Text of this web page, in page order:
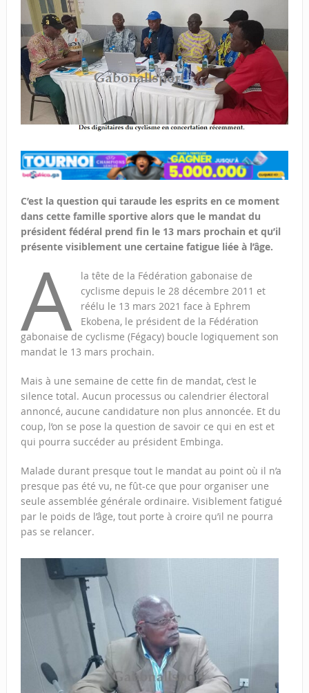
C’est la question qui taraude les esprits en ce moment
dans cette famille sportive alors que le mandat du
président fédéral prend fin le 13 mars prochain et qu’il
présente visiblement une certaine fatigue liée à l’âge.
A
la tête de la Fédération gabonaise de
cyclisme depuis le 28 décembre 2011 et
réélu le 13 mars 2021 face à Ephrem
Ekobena, le président de la Fédération
gabonaise de cyclisme (Fégacy) boucle logiquement son
mandat le 13 mars prochain.
Mais à une semaine de cette fin de mandat, c’est le
silence total. Aucun processus ou calendrier électoral
annoncé, aucune candidature non plus annoncée. Et du
coup, l’on se pose la question de savoir ce qui en est et
qui pourra succéder au président Embinga.
Malade durant presque tout le mandat au point où il n’a
presque pas été vu, ne fût-ce que pour organiser une
seule assemblée générale ordinaire. Visiblement fatigué
par le poids de l’âge, tout porte à croire qu’il ne pourra
pas se relancer.